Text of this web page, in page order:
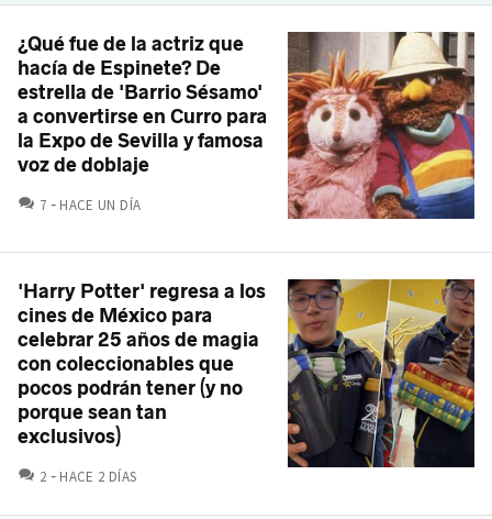
¿Qué fue de la actriz que
hacía de Espinete? De
estrella de 'Barrio Sésamo'
a convertirse en Curro para
la Expo de Sevilla y famosa
voz de doblaje
7 COMENTARIOS
HACE UN DÍA
'Harry Potter' regresa a los
cines de México para
celebrar 25 años de magia
con coleccionables que
pocos podrán tener (y no
porque sean tan
exclusivos)
2 COMENTARIOS
HACE 2 DÍAS